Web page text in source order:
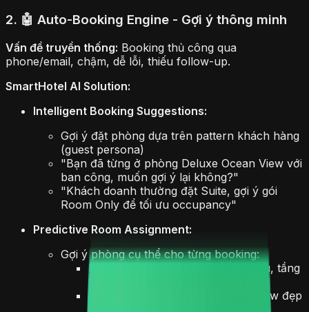
2. 🤖 Auto-Booking Engine - Gợi ý thông minh
Vấn đề truyền thống: Booking thủ công qua
phone/email, chậm, dễ lỗi, thiếu follow-up.
SmartHotel AI Solution:
Intelligent Booking Suggestions:
Gợi ý đặt phòng dựa trên pattern khách hàng
(guest persona)
"Bạn đã từng ở phòng Deluxe Ocean View với
ban công, muốn gợi ý lại không?"
"Khách doanh thường đặt Suite, gợi ý gói
Room Only để tối ưu occupancy"
Predictive Room Assignment:
Gợi ý phòng cụ thể cho từng booking:
Khách gia với trẻ: Phòng gần nhau, tầng
thấp (tiện tiện)
Khách doanh: Phòng cao tầng, view đẹp